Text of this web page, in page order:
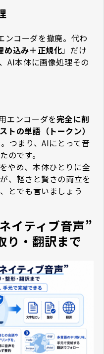
コーダを撤廃。代わ
め込み＋正規化」だけ
AI本体に画像処理その
エンコーダを完全に削
トの単語（トークン）
つまり、AIにとって音
のです。
やめ、本体ひとりに全
、軽さと賢さの両立を
とでも言いましょう
イティブ音声”
り・翻訳まで